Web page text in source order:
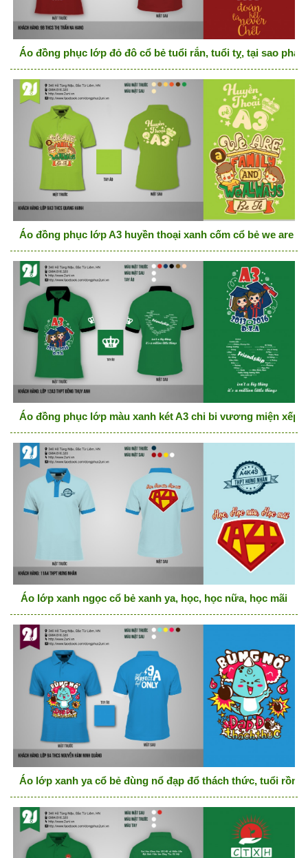
Áo đồng phục lớp đỏ đô cổ bẻ tuổi rắn, tuổi tỵ, tại sao
Áo đồng phục lớp A3 huyền thoại xanh cốm cổ bẻ we are
Áo đồng phục lớp màu xanh két A3 chi bi vương miện xếp
Áo lớp xanh ngọc cổ bẻ xanh ya, học, học nữa, học mãi
Áo lớp xanh ya cổ bẻ đùng nổ đạp đổ thách thức, tuổi